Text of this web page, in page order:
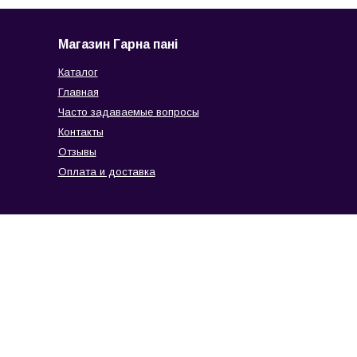
Магазин Гарна пані
Каталог
Главная
Часто задаваемые вопросы
Контакты
Отзывы
Оплата и доставка